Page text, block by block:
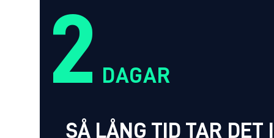
2 DAGAR
SÅ LÅNG TID TAR